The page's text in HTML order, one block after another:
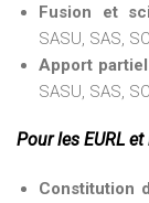
Fusion et
SASU, SAS,
Apport
SASU, SAS,
Pour les EURL et
Constitution